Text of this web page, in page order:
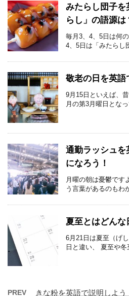
みたらし団子を
らし」の語源は
毎月3、4、5日は何
4、5日は「みたらし
敬老の日を英語
9月15日といえば、
月の第3月曜日とな
通勤ラッシュを
になろう！
月曜の朝は憂鬱です
う言葉があるのもわ
夏至とはどんな
6月21日は夏至（げ
日と違い、 夏至や
PREV きな粉を英語で説明しよう